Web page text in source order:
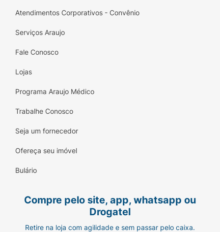
Atendimentos Corporativos - Convênio
Serviços Araujo
Fale Conosco
Lojas
Programa Araujo Médico
Trabalhe Conosco
Seja um fornecedor
Ofereça seu imóvel
Bulário
Compre pelo site, app, whatsapp ou
Drogatel
Retire na loja com agilidade e sem passar pelo caixa.